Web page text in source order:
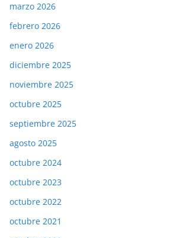
marzo 2026
febrero 2026
enero 2026
diciembre 2025
noviembre 2025
octubre 2025
septiembre 2025
agosto 2025
octubre 2024
octubre 2023
octubre 2022
octubre 2021